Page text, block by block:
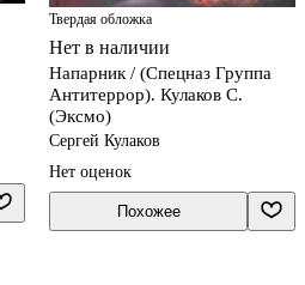
Твердая обложка
Нет в наличии
Напарник / (Спецназ Группа
Антитеррор). Кулаков С.
(Эксмо)
Сергей Кулаков
Нет оценок
Похожее